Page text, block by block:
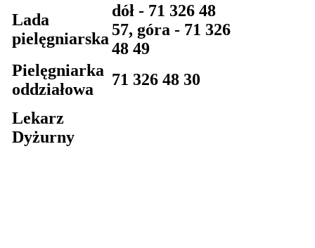
Lada
pielęgniarska
dół - 71 326 48
57, góra - 71 326
48 49
Pielęgniarka
oddziałowa
71 326 48 30
Lekarz
Dyżurny